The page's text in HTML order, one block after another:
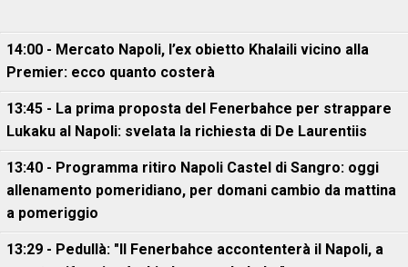
14:00 - Mercato Napoli, l’ex obietto Khalaili vicino alla
Premier: ecco quanto costerà
13:45 - La prima proposta del Fenerbahce per strappare
Lukaku al Napoli: svelata la richiesta di De Laurentiis
13:40 - Programma ritiro Napoli Castel di Sangro: oggi
allenamento pomeridiano, per domani cambio da mattina
a pomeriggio
13:29 - Pedullà: "Il Fenerbahce accontenterà il Napoli, a